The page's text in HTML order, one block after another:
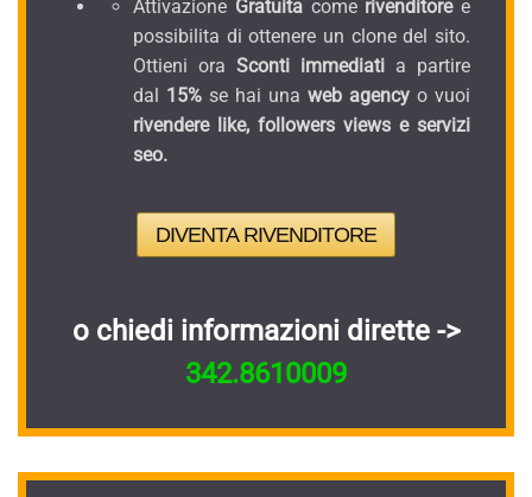
Attivazione Gratuitacomerivenditoree
possibilita di ottenere un clone del sito.
Ottieni ora Sconti immediati a partire
dal 15% se hai una web agency o vuoi
rivendere like, followers views e servizi
seo.
DIVENTA RIVENDITORE
o chiedi informazioni dirette ->
342.8610009